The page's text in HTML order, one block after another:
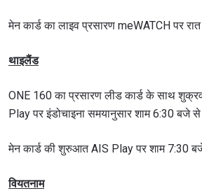
मेन कार्ड का लाइव प्रसारण meWATCH पर
थाइलैंड
ONE 160 का प्रसारण लीड कार्ड के साथ
Play पर इंडोचाइना समयानुसार शाम 6:30 बजे से
मेन कार्ड की शुरुआत AIS Play पर शाम 7:30
वियतनाम